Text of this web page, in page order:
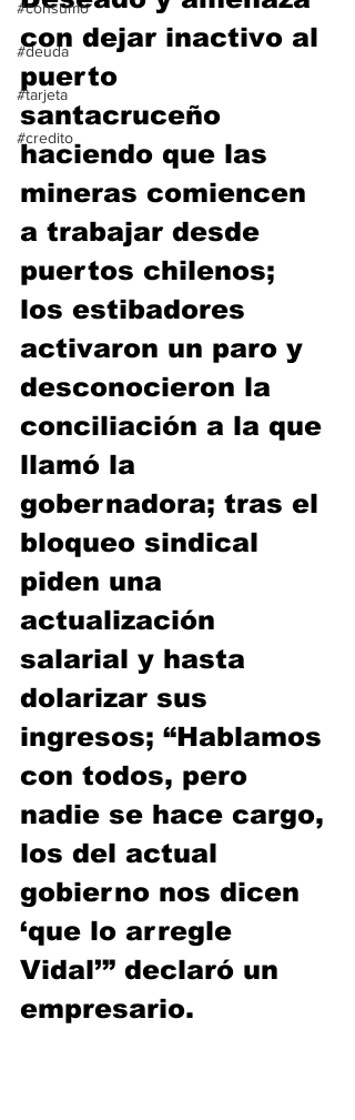
#consumo
#deuda
#tarjeta
#credito
con dejar inactivo al
puerto
santacruceño
haciendo que las
mineras comiencen
a trabajar desde
puertos chilenos;
los estibadores
activaron un paro y
desconocieron la
conciliación a la que
llamó la
gobernadora; tras el
bloqueo sindical
piden una
actualización
salarial y hasta
dolarizar sus
ingresos; “Hablamos
con todos, pero
nadie se hace cargo,
los del actual
gobierno nos dicen
‘que lo arregle
Vidal’” declaró un
empresario.